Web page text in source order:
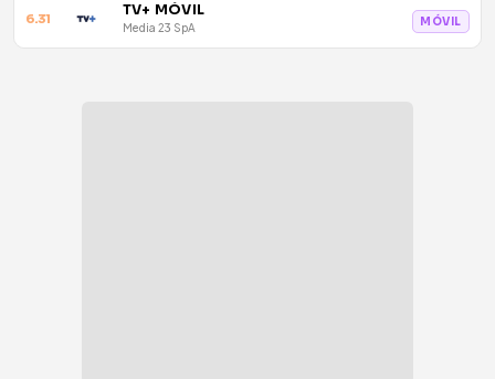
6.31 TV+ MÓVIL
Media 23 SpA MÓVIL